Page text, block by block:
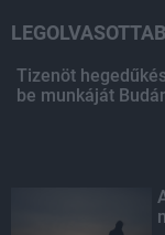
Tizenöt
be munkáját